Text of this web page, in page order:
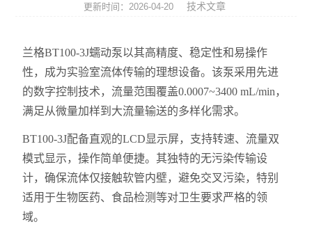
哈纳（Hanna）
Abcam
试剂耗材
赛多利斯耗材
更新时间：2026-04-20 技术文章
兰格BT100-3J蠕动泵以其高精度、稳定性和易操作
性，成为实验室流体传输的理想设备。该泵采用先进
的数字控制技术，流量范围覆盖0.0007~3400 mL/min，
满足从微量加样到大流量输送的多样化需求。
BT100-3J配备直观的LCD显示屏，支持转速、流量双
模式显示，操作简单便捷。其独特的无污染传输设
计，确保流体仅接触软管内壁，避免交叉污染，特别
适用于生物医药、食品检测等对卫生要求严格的领
域。